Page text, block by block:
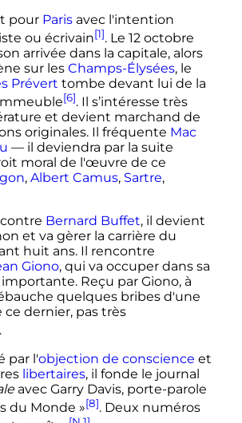
pour Parisavec l'intention
ou écrivain[1]. Le 12 octobre
arrivée dans la capitale, alors
sur les Champs-Élysées, le
Prévert tombe devant lui de la
[6]. Il s’intéresse très
et devient marchand de
originales. Il fréquente Mac
— il deviendra par la suite
moral de l'œuvre de ce
, Albert Camus, Sartre,
Bernard Buffet, il devient
et va gèrer la carrière du
huit ans. Il rencontre
Giono, qui va occuper dans sa
Reçu par Giono, à
quelques bribes d'une
ce dernier, pas très
.
par l'objection de conscience et
libertaires, il fonde le journal
avec Garry Davis, porte-parole
du Monde »[8]. Deux numéros